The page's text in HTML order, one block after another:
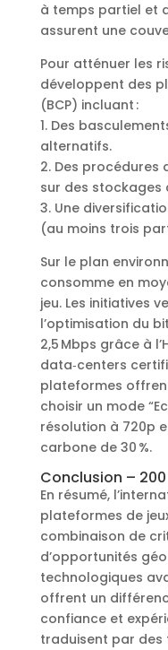
à temps partiel et
assurent une
Pour atténuer les
développent des
(BCP) incluant :
1. Des
alternatifs.
2. Des procédures
sur des stockages
3. Une
(au moins trois
Sur le plan
consomme en
jeu. Les initiatives
l’optimisation du
2,5 Mbps grâce à
data‑centers
plateformes
choisir un mode
résolution à 720p
carbone de 30 %.
Conclusion –
En résumé,
plateformes de
combinaison de
d’opportunités
technologiques
offrent un
confiance et
traduisent par des